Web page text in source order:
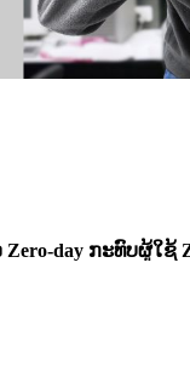
day ກະທົບຜູ້ໃຊ້